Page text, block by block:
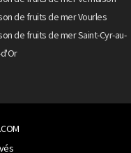
de fruits de mer Vourles
de fruits de mer Saint-Cyr-au-